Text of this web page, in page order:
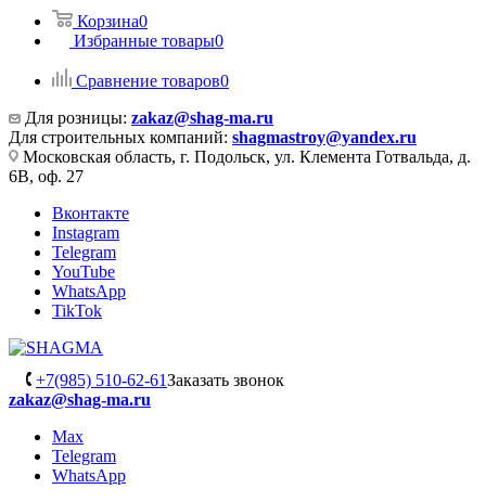
Корзина0
Избранные товары0
Сравнение товаров0
Для розницы: zakaz@shag-ma.ru
Для строительных компаний: shagmastroy@yandex.ru
Московская область, г. Подольск, ул. Клемента Готвальда, д.
6В, оф. 27
Вконтакте
Instagram
Telegram
YouTube
WhatsApp
TikTok
+7(985) 510-62-61Заказать звонок
zakaz@shag-ma.ru
Max
Telegram
WhatsApp